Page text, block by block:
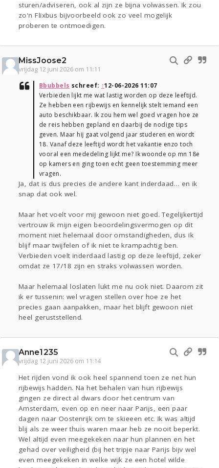
sturen/adviseren, ook al zijn ze bijna volwassen. Ik zou
zo'n Flixbus bijvoorbeeld ook zo veel mogelijk
proberen te ontmoedigen.
MissJoose2
vrijdag 12 juni 2026 om 11:11
Bbubbels schreef: ↑12-06-2026 11:07
Verbieden lijkt me wat lastig worden op deze leeftijd.
Ze hebben een rijbewijs en kennelijk stelt iemand een
auto beschikbaar. Ik zou hem wel goed vragen hoe ze
de reis hebben gepland en daarbij de nodige tips
geven. Maar hij gaat volgend jaar studeren en wordt
18. Vanaf deze leeftijd wordt het vakantie enzo toch
vooral een mededeling lijkt me? Ik woonde op mn 18e
op kamers en ging toen echt geen toestemming meer
vragen.
Ja, dat is dus precies de andere kant inderdaad… en ik
snap dat ook wel.
Maar het voelt voor mij gewoon niet goed. Tegelijkertijd
vertrouw ik mijn eigen beoordelingsvermogen op dit
moment niet helemaal door omstandigheden, dus ik
blijf maar twijfelen of ik niet te krampachtig ben.
Verbieden voelt inderdaad lastig op deze leeftijd, zeker
omdat ze 17/18 zijn en straks volwassen worden.
Maar helemaal loslaten lukt me nu ook niet. Daarom zit
ik er tussenin: wel vragen stellen over hoe ze het
precies gaan aanpakken, maar het blijft gewoon niet
heel geruststellend.
Anne1235
vrijdag 12 juni 2026 om 11:14
Het rijden vond ik ook heel spannend toen ze net hun
rijbewijs hadden. Na het behalen van hun rijbewijs
gingen ze direct al dwars door het centrum van
Amsterdam, even op en neer naar Parijs, een paar
dagen naar Oostenrijk om te skieeen etc. Ik was altijd
blij als ze weer thuis waren maar heb ze nooit beperkt.
Wel altijd even meegekeken naar hun plannen en het
gehad over veiligheid (bij het tripje naar Parijs bijv wel
even meegekeken in welke wijk ze een hotel wilde